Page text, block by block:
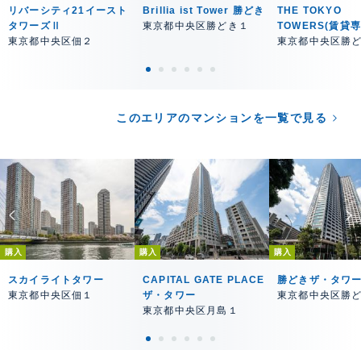
リバーシティ21イースト
タワーズⅡ
東京都中央区佃２
Brillia ist Tower 勝どき
東京都中央区勝どき１
THE TOKYO
TOWERS(賃貸
東京都中央区勝
このエリアのマンションを一覧で見る
購入
スカイライトタワー
東京都中央区佃１
購入
CAPITAL GATE PLACE
ザ・タワー
東京都中央区月島１
購入
勝どきザ・タワ
東京都中央区勝